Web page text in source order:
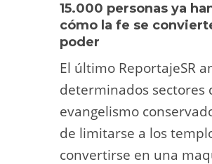
15.000 personas ya
cómo la fe se
poder
El último ReportajeSR
determinados sectores
evangelismo
de limitarse a los
convertirse en una